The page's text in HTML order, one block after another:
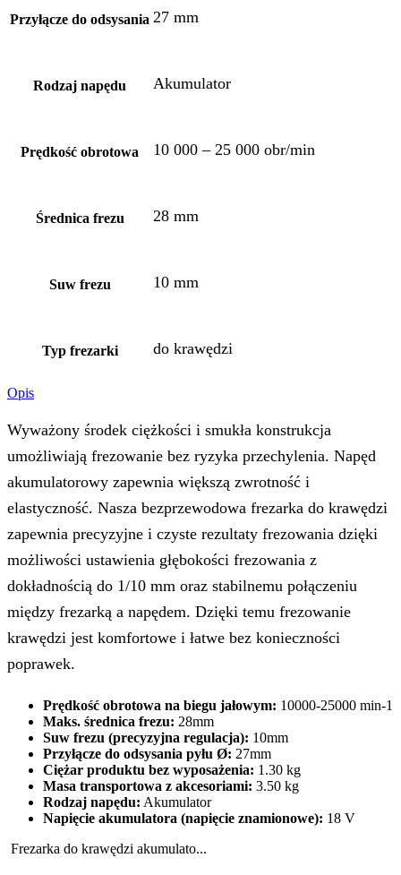
Przyłącze do odsysania 27 mm
Rodzaj napędu Akumulator
Prędkość obrotowa 10 000 – 25 000 obr/min
Średnica frezu 28 mm
Suw frezu 10 mm
Typ frezarki do krawędzi
Opis
Wyważony środek ciężkości i smukła konstrukcja
umożliwiają frezowanie bez ryzyka przechylenia. Napęd
akumulatorowy zapewnia większą zwrotność i
elastyczność. Nasza bezprzewodowa frezarka do krawędzi
zapewnia precyzyjne i czyste rezultaty frezowania dzięki
możliwości ustawienia głębokości frezowania z
dokładnością do 1/10 mm oraz stabilnemu połączeniu
między frezarką a napędem. Dzięki temu frezowanie
krawędzi jest komfortowe i łatwe bez konieczności
poprawek.
Prędkość obrotowa na biegu jałowym: 10000-25000 min-1
Maks. średnica frezu: 28mm
Suw frezu (precyzyjna regulacja): 10mm
Przyłącze do odsysania pyłu Ø: 27mm
Ciężar produktu bez wyposażenia: 1.30 kg
Masa transportowa z akcesoriami: 3.50 kg
Rodzaj napędu: Akumulator
Napięcie akumulatora (napięcie znamionowe): 18 V
Frezarka do krawędzi akumulato...